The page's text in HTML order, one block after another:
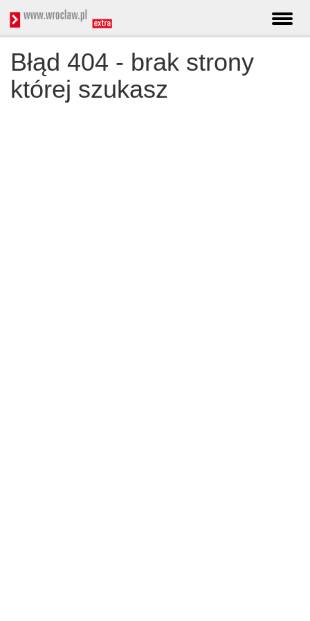
Błąd 404 - brak strony
której szukasz